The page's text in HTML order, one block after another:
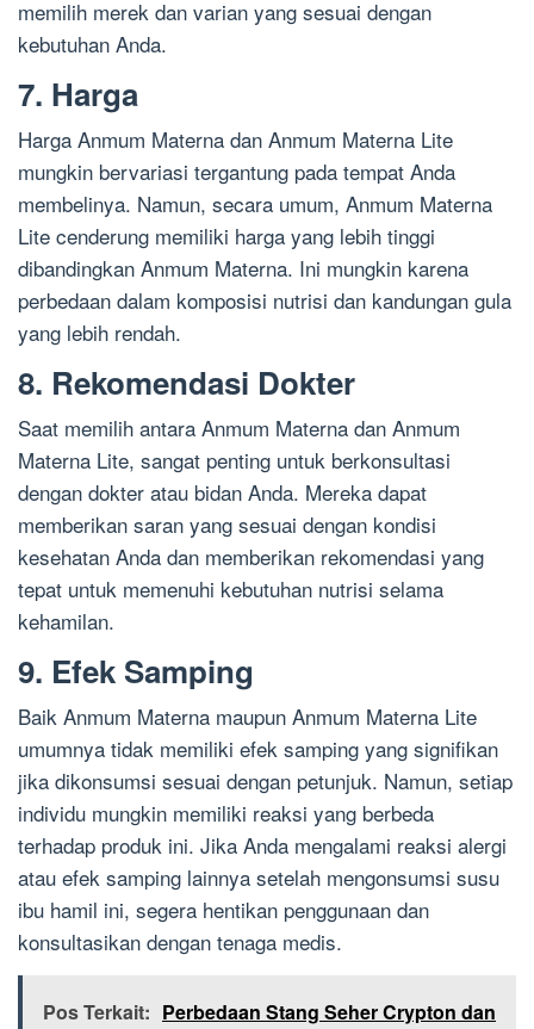
memilih merek dan varian yang sesuai dengan
kebutuhan Anda.
7. Harga
Harga Anmum Materna dan Anmum Materna Lite
mungkin bervariasi tergantung pada tempat Anda
membelinya. Namun, secara umum, Anmum Materna
Lite cenderung memiliki harga yang lebih tinggi
dibandingkan Anmum Materna. Ini mungkin karena
perbedaan dalam komposisi nutrisi dan kandungan gula
yang lebih rendah.
8. Rekomendasi Dokter
Saat memilih antara Anmum Materna dan Anmum
Materna Lite, sangat penting untuk berkonsultasi
dengan dokter atau bidan Anda. Mereka dapat
memberikan saran yang sesuai dengan kondisi
kesehatan Anda dan memberikan rekomendasi yang
tepat untuk memenuhi kebutuhan nutrisi selama
kehamilan.
9. Efek Samping
Baik Anmum Materna maupun Anmum Materna Lite
umumnya tidak memiliki efek samping yang signifikan
jika dikonsumsi sesuai dengan petunjuk. Namun, setiap
individu mungkin memiliki reaksi yang berbeda
terhadap produk ini. Jika Anda mengalami reaksi alergi
atau efek samping lainnya setelah mengonsumsi susu
ibu hamil ini, segera hentikan penggunaan dan
konsultasikan dengan tenaga medis.
Pos Terkait: Perbedaan Stang Seher Crypton dan